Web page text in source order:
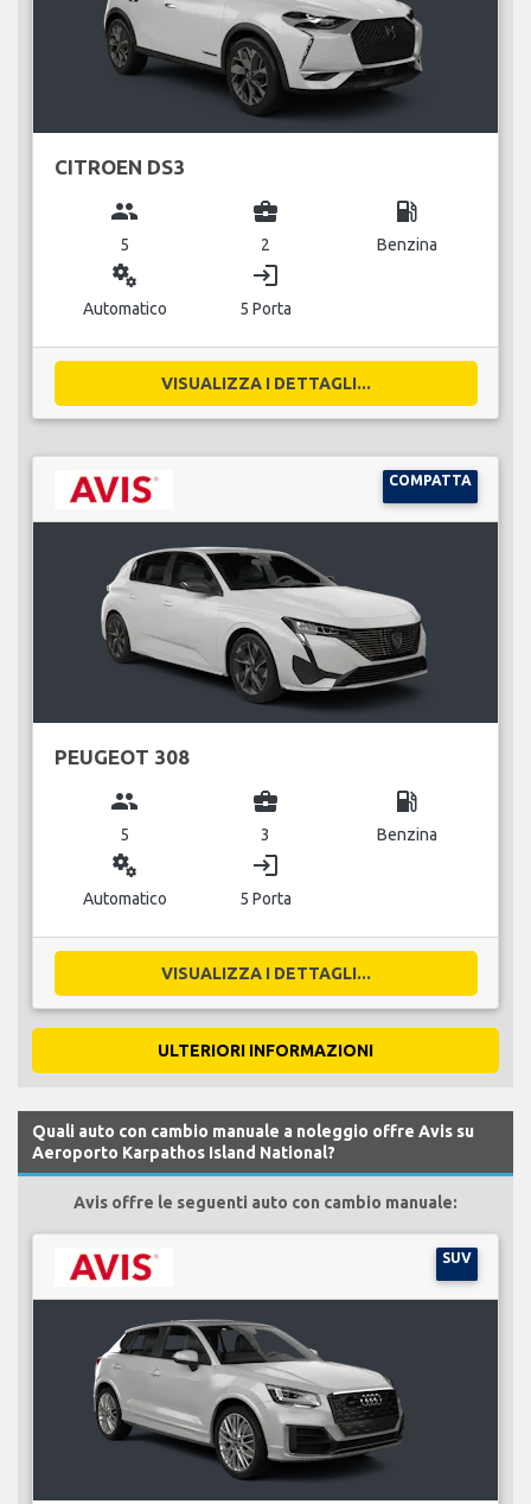
CITROEN DS3
group
5
business_center
2
local_gas_station
Benzina
miscellaneous_services
Automatico
login
5 Porta
VISUALIZZA I DETTAGLI...
COMPATTA
PEUGEOT 308
group
5
business_center
3
local_gas_station
Benzina
miscellaneous_services
Automatico
login
5 Porta
VISUALIZZA I DETTAGLI...
ULTERIORI INFORMAZIONI
Quali auto con cambio manuale a noleggio offre Avis su
Aeroporto Karpathos Island National?
Avis offre le seguenti auto con cambio manuale:
SUV